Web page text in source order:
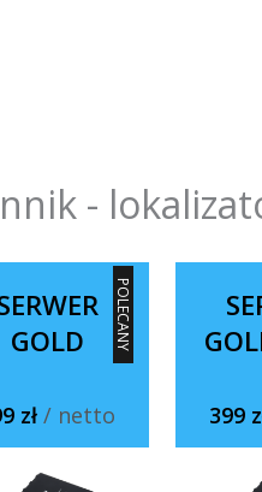
-
POLECANY
GOLD
zł/ netto 399